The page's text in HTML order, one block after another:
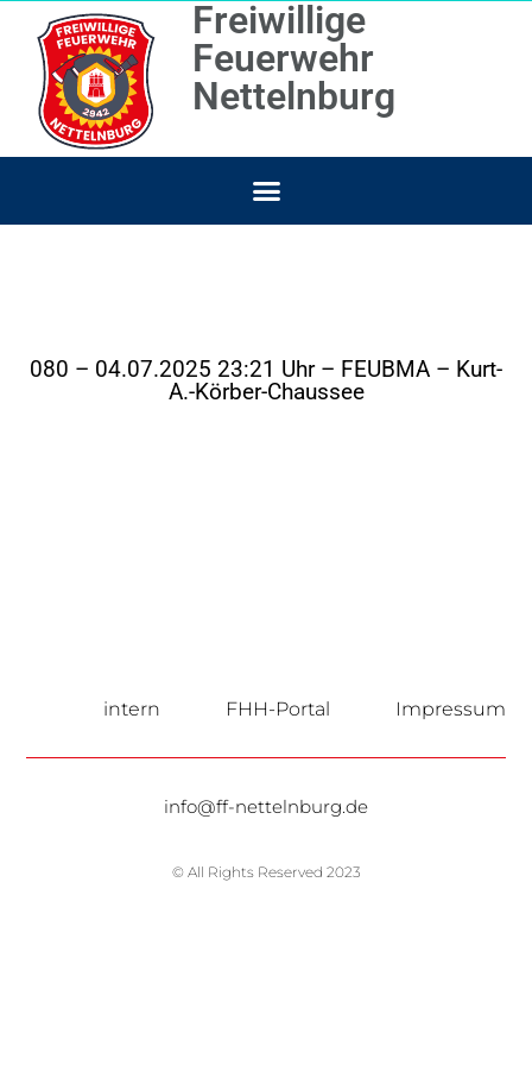
Freiwillige
Feuerwehr
Nettelnburg
080 – 04.07.2025 23:21 Uhr – FEUBMA – Kurt-
A.-Körber-Chaussee
intern FHH-Portal Impressum
info@ff-nettelnburg.de
© All Rights Reserved 2023